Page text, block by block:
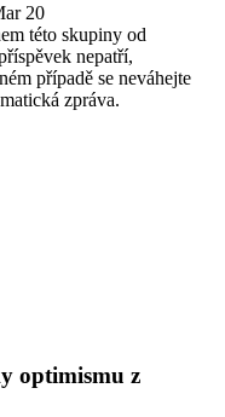
20
této skupiny od
nepatří,
případě se neváhejte
zpráva.
optimismu z